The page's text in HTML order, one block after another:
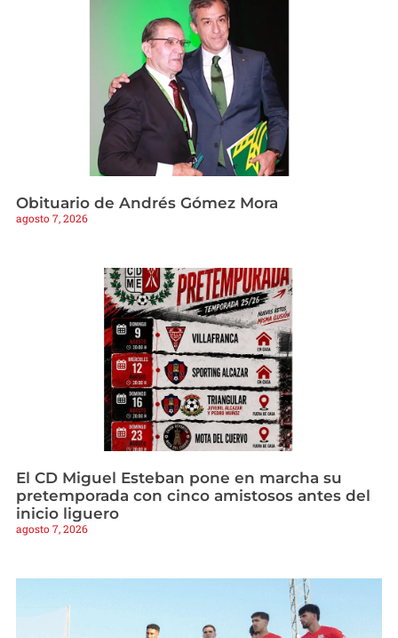
Obituario de Andrés Gómez Mora
agosto 7, 2026
El CD Miguel Esteban pone en marcha su
pretemporada con cinco amistosos antes del
inicio liguero
agosto 7, 2026